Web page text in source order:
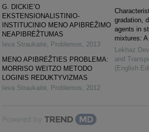
G. DICKIE’O
EKSTENSIONALISTINIO-
INSTITUCINIO MENO APIBRĖŽIMO
NEAPIBRĖŽTUMAS
Ieva Straukaitė
Problemos
2013
MENO APIBRĖŽTIES PROBLEMA:
MORRISO WEITZO METODO
LOGINIS REDUKTYVIZMAS
Ieva Straukaitė
Problemos 2012
gradation,
agents in
mixtures:
Lekhaz
and
(English
Powered by